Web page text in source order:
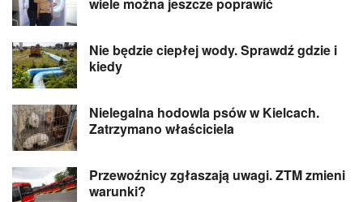
Nie będzie ciepłej wody. Sprawdź gdzie i
kiedy
Nielegalna hodowla psów w Kielcach.
Zatrzymano właściciela
Przewoźnicy zgłaszają uwagi. ZTM zmieni
warunki?